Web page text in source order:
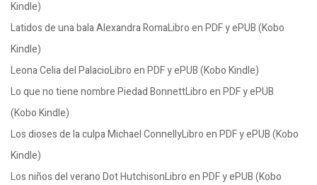
Kindle)
Latidos de una bala Alexandra RomaLibro en PDF y ePUB (Kobo
Kindle)
Leona Celia del PalacioLibro en PDF y ePUB (Kobo Kindle)
Lo que no tiene nombre Piedad BonnettLibro en PDF y ePUB
(Kobo Kindle)
Los dioses de la culpa Michael ConnellyLibro en PDF y ePUB (Kobo
Kindle)
Los niños del verano Dot HutchisonLibro en PDF y ePUB (Kobo